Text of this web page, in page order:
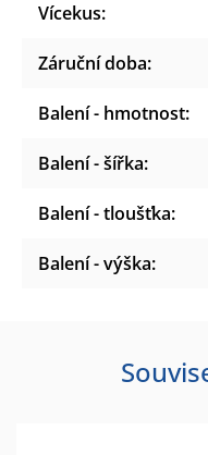
Vícekus:
Záruční doba:
Balení - hmotnost:
Balení - šířka:
Balení - tloušťka:
Balení - výška: